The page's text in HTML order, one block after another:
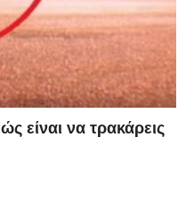
είναι να τρακάρεις